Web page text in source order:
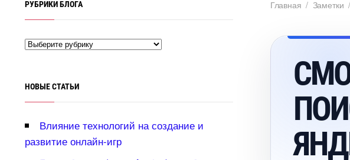
Главная / Заметки /
РУБРИКИ БЛОГА
НОВЫЕ СТАТЬИ
лияние технологий на создание и
развитие онлайн-игр